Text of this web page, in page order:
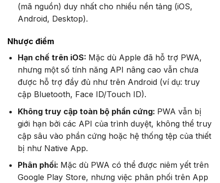
(mã nguồn) duy nhất cho nhiều nền tảng (iOS,
Android, Desktop).
Nhược điểm
Hạn chế trên iOS: Mặc dù Apple đã hỗ trợ PWA,
nhưng một số tính năng API nâng cao vẫn chưa
được hỗ trợ đầy đủ như trên Android (ví dụ: truy
cập Bluetooth, Face ID/Touch ID).
Không truy cập toàn bộ phần cứng: PWA vẫn bị
giới hạn bởi các API của trình duyệt, không thể truy
cập sâu vào phần cứng hoặc hệ thống tệp của thiết
bị như Native App.
Phân phối: Mặc dù PWA có thể được niêm yết trên
Google Play Store, nhưng việc phân phối trên App